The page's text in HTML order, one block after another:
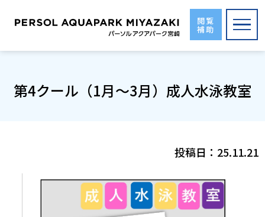
content
閲覧
補助
第4クール（1月～3月）成人水泳教室
投稿日： 25.11.21